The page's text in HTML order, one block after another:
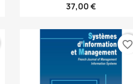
37,00 €
favorite_border